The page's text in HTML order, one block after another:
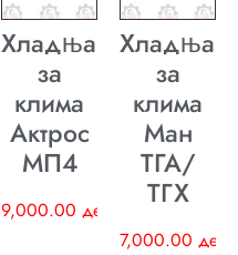
Хладњак
за
клима
Актрос
МП4
9,000.00 ден
Хладњак
за
клима
Ман
ТГА/
ТГХ
7,000.00 ден